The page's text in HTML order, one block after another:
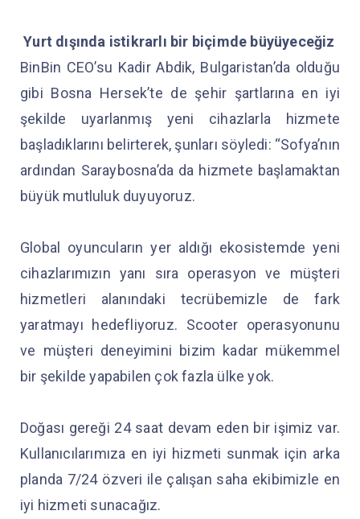
Yurt dışında istikrarlı bir biçimde büyüyeceğiz
BinBin CEO’su Kadir Abdik, Bulgaristan’da olduğu
gibi Bosna Hersek’te de şehir şartlarına en iyi
şekilde uyarlanmış yeni cihazlarla hizmete
başladıklarını belirterek, şunları söyledi: “Sofya’nın
ardından Saraybosna’da da hizmete başlamaktan
büyük mutluluk duyuyoruz.
Global oyuncuların yer aldığı ekosistemde yeni
cihazlarımızın yanı sıra operasyon ve müşteri
hizmetleri alanındaki tecrübemizle de fark
yaratmayı hedefliyoruz. Scooter operasyonunu
ve müşteri deneyimini bizim kadar mükemmel
bir şekilde yapabilen çok fazla ülke yok.
Doğası gereği 24 saat devam eden bir işimiz var.
Kullanıcılarımıza en iyi hizmeti sunmak için arka
planda 7/24 özveri ile çalışan saha ekibimizle en
iyi hizmeti sunacağız.